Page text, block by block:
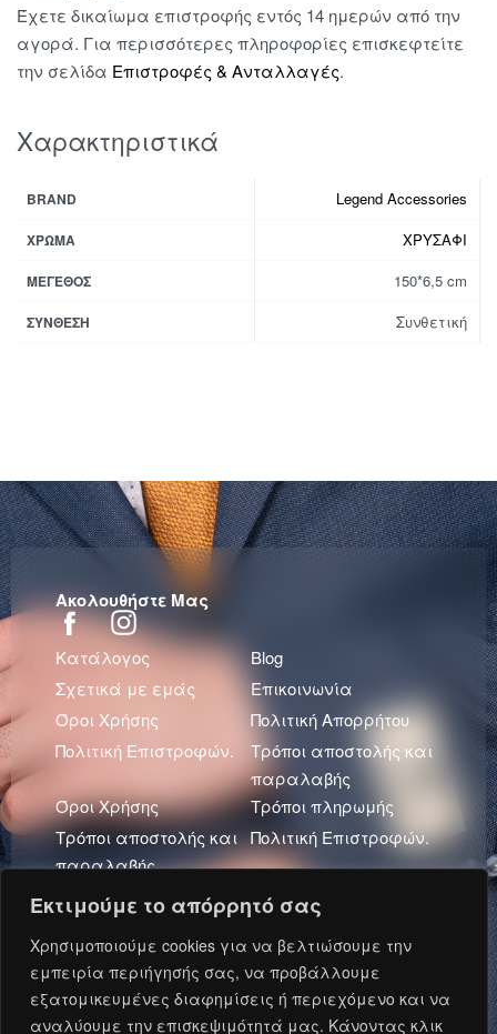
Εκτιμούμε το απόρρητό σας
Χρησιμοποιούμε cookies για να βελτιώσουμε την
εμπειρία περιήγησής σας, να προβάλλουμε
εξατομικευμένες διαφημίσεις ή περιεχόμενο και να
αναλύουμε την επισκεψιμότητά μας. Κάνοντας κλικ
Έχετε δικαίωμα επιστροφής εντός 14 ημερών από την
αγορά. Για περισσότερες πληροφορίες επισκεφτείτε
την σελίδα Επιστροφές & Ανταλλαγές.
Χαρακτηριστικά
BRAND Legend Accessories
ΧΡΏΜΑ ΧΡΥΣΑΦΙ
ΜΈΓΕΘΟΣ 150*6,5 cm
ΣΎΝΘΕΣΗ Συνθετική
Ακολουθήστε Μας
Κατάλογος
Blog
Σχετικά με εμάς
Επικοινωνία
Όροι Χρήσης
Πολιτική Απορρήτου
Πολιτική Επιστροφών.
Τρόποι αποστολής και
παραλαβής
Όροι Χρήσης
Τρόποι πληρωμής
Τρόποι αποστολής και
παραλαβής
Πολιτική Επιστροφών.
Πολιτική Απορρήτου
Πρόσφατα Άρθρα